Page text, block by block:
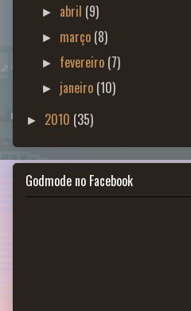
► abril (9)
► março (8)
► fevereiro (7)
► janeiro (10)
► 2010 (35)
Godmode no Facebook